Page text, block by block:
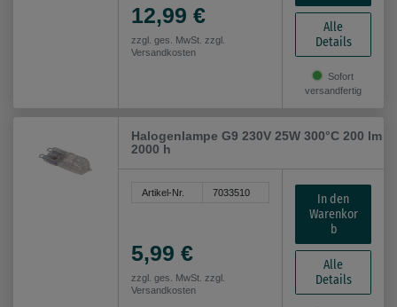
12,99 €
zzgl. ges. MwSt. zzgl.
Versandkosten
Alle
Details
Sofort
versandfertig
Halogenlampe G9 230V 25W 300°C 200 lm
2000 h
Artikel-Nr. 7033510
5,99 €
zzgl. ges. MwSt. zzgl.
Versandkosten
In den
Warenkor
b
Alle
Details